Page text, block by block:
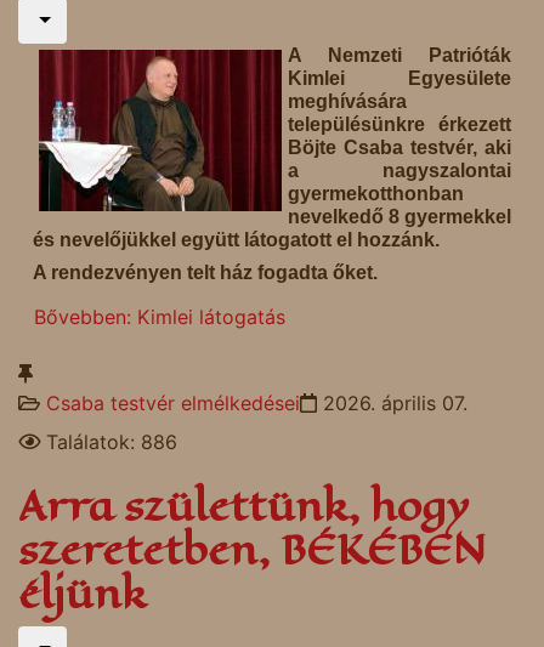
A Nemzeti Patrióták
Kimlei Egyesülete
meghívására
településünkre érkezett
Böjte Csaba testvér, aki
a nagyszalontai
gyermekotthonban
nevelkedő 8 gyermekkel
és nevelőjükkel együtt látogatott el hozzánk.
A rendezvényen telt ház fogadta őket.
Bővebben: Kimlei látogatás
Csaba testvér elmélkedései
2026. április 07.
Találatok: 886
Arra születtünk, hogy
szeretetben, BÉKÉBEN
éljünk